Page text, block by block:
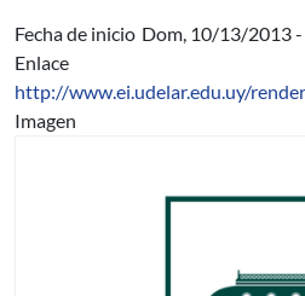
Fecha de inicio Dom, 10/13/2013
Enlace
http://www.ei.udelar.edu.uy/
Imagen